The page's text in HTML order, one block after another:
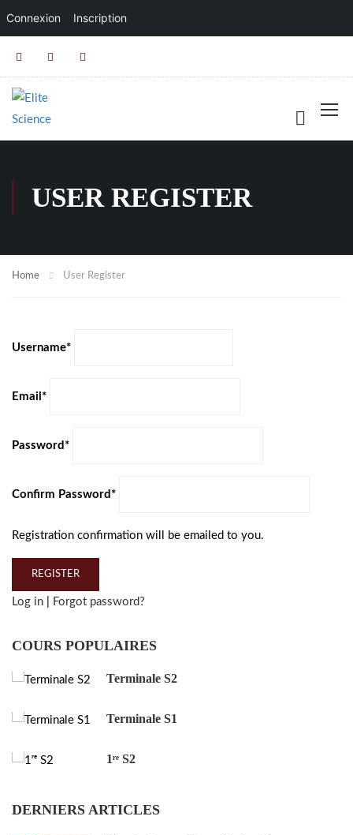
Connexion Inscription
USER REGISTER
Home User Register
Username*
Email *
Password *
Confirm Password *
Registration confirmation will be emailed to you.
Log in Forgot password?
COURS POPULAIRES
Terminale S2
Terminale S1
1ʳᵉ S2
DERNIERS ARTICLES